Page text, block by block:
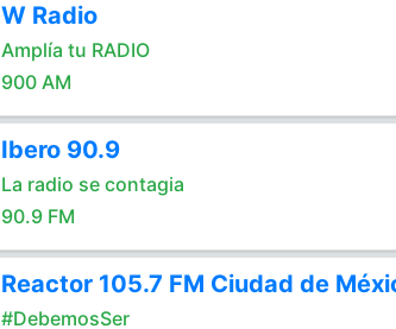
W Radio
Amplía tu RADIO
900 AM
Ibero 90.9
La radio se contagia
90.9 FM
Reactor 105.7 FM Ciudad de
#DebemosSer